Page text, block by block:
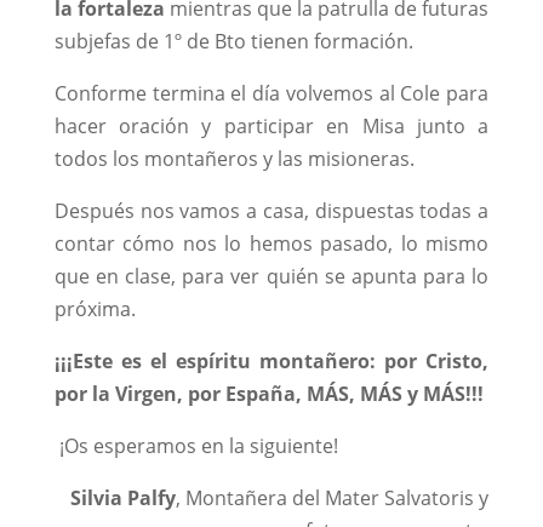
la fortaleza mientras que la patrulla de futuras
subjefas de 1º de Bto tienen formación.
Conforme termina el día volvemos al Cole para
hacer oración y participar en Misa junto a
todos los montañeros y las misioneras.
Después nos vamos a casa, dispuestas todas a
contar cómo nos lo hemos pasado, lo mismo
que en clase, para ver quién se apunta para lo
próxima.
¡¡¡Este es el espíritu montañero: por Cristo,
por la Virgen, por España, MÁS, MÁS y MÁS!!!
¡Os esperamos en la siguiente!
Silvia Palfy, Montañera del Mater Salvatoris y